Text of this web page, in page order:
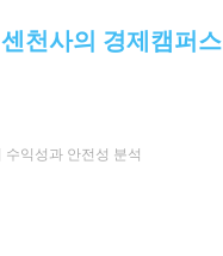
천사의 경제캠퍼스
수익성과 안전성 분석